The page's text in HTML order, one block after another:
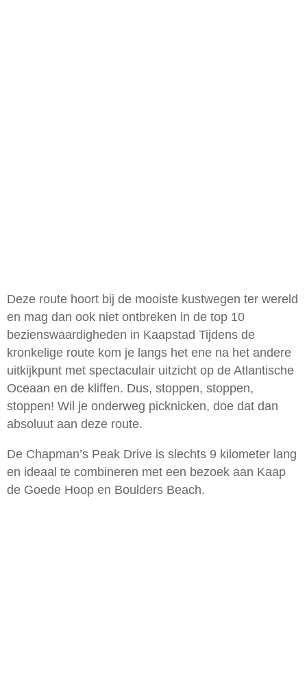
Deze route hoort bij de mooiste kustwegen ter wereld
en mag dan ook niet ontbreken in de top 10
bezienswaardigheden in Kaapstad Tijdens de
kronkelige route kom je langs het ene na het andere
uitkijkpunt met spectaculair uitzicht op de Atlantische
Oceaan en de kliffen. Dus, stoppen, stoppen,
stoppen! Wil je onderweg picknicken, doe dat dan
absoluut aan deze route.
De Chapman’s Peak Drive is slechts 9 kilometer lang
en ideaal te combineren met een bezoek aan Kaap
de Goede Hoop en Boulders Beach.